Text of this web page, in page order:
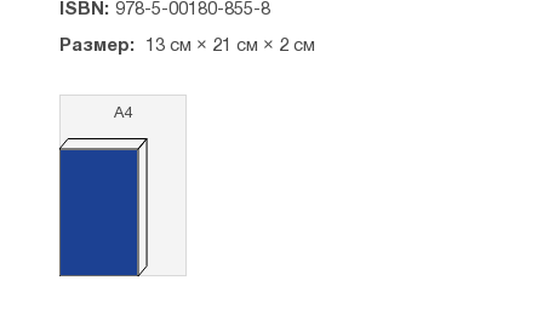
ISBN: 978-5-00180-855-8
Размер: 13 см × 21 см × 2 см
А4